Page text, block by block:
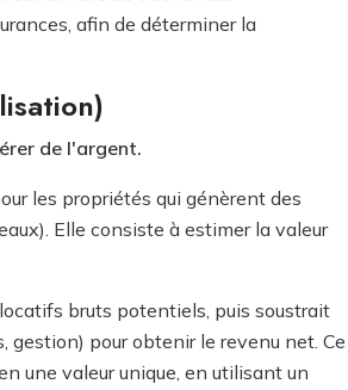
afin de déterminer la
de l'argent.
les propriétés qui génèrent des
Elle consiste à estimer la valeur
bruts potentiels, puis soustrait
pour obtenir le revenu net. Ce
une valeur unique, en utilisant un